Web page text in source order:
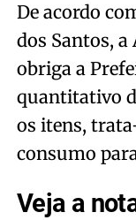
De acordo
dos Santos, a
obriga a
quantitativo
os itens,
consumo
Veja a